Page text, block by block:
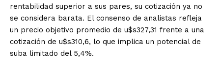
rentabilidad superior a sus pares, su cotización ya no
se considera barata. El consenso de analistas refleja
un precio objetivo promedio de u$s327,31 frente a una
cotización de u$s310,6, lo que implica un potencial de
suba limitado del 5,4%.